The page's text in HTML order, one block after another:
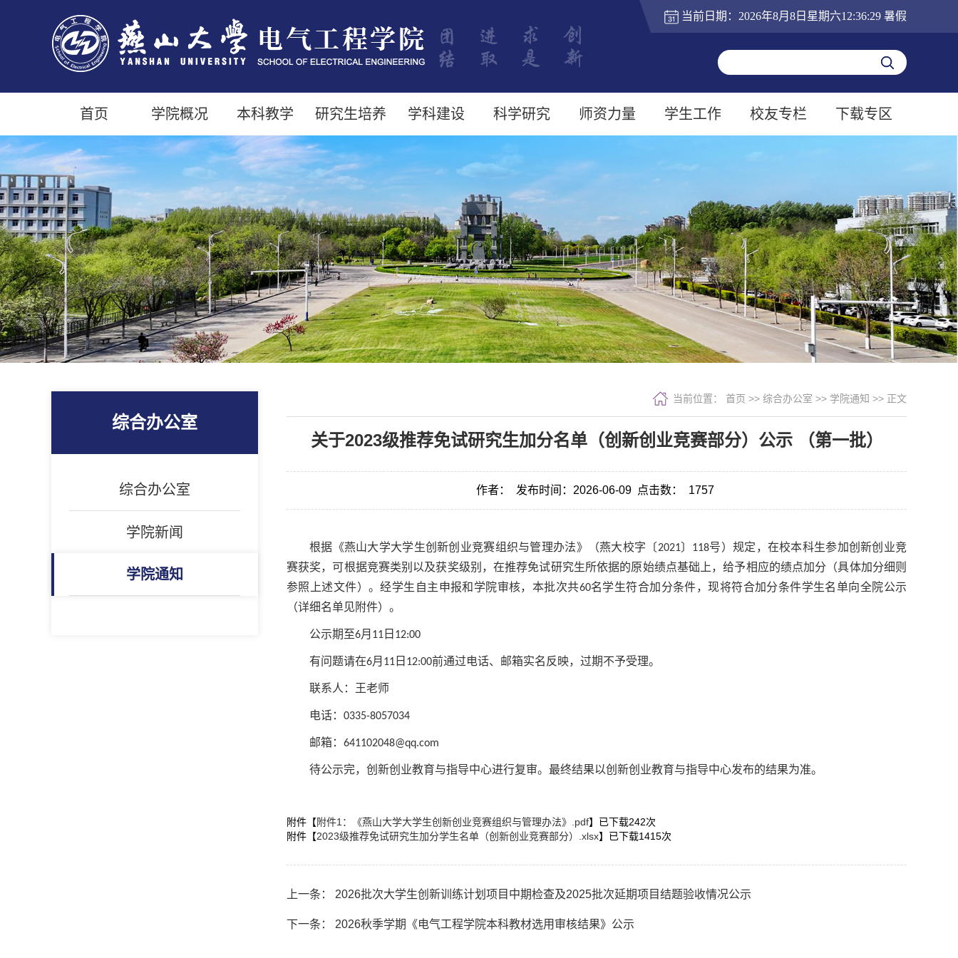
当前日期： 2026年8月8日星期六12:36:30 暑假
首页 学院概况 本科教学 研究生培养 学科建设 科学研究 师资力量 学生工作 校友专栏 下载专区
综合办公室
综合办公室
学院新闻
学院通知
当前位置： 首页 >> 综合办公室 >> 学院通知 >> 正文
关于2023级推荐免试研究生加分名单（创新创业竞赛部分）公示 （第一批）
作者： 发布时间：2026-06-09 点击数： 1757
根据《燕山大学大学生创新创业竞赛组织与管理办法》（燕大校字〔2021〕118号）规定，在校本科生参加创新创业竞
赛获奖，可根据竞赛类别以及获奖级别，在推荐免试研究生所依据的原始绩点基础上，给予相应的绩点加分（具体加分细则
参照上述文件）。经学生自主申报和学院审核，本批次共60名学生符合加分条件，现将符合加分条件学生名单向全院公示
（详细名单见附件）。
公示期至6月11日12:00
有问题请在6月11日12:00前通过电话、邮箱实名反映，过期不予受理。
联系人：王老师
电话：0335-8057034
邮箱：641102048@qq.com
待公示完，创新创业教育与指导中心进行复审。最终结果以创新创业教育与指导中心发布的结果为准。
附件【附件1：《燕山大学大学生创新创业竞赛组织与管理办法》.pdf】已下载242次
附件【2023级推荐免试研究生加分学生名单（创新创业竞赛部分）.xlsx】已下载1415次
上一条： 2026批次大学生创新训练计划项目中期检查及2025批次延期项目结题验收情况公示
下一条： 2026秋季学期《电气工程学院本科教材选用审核结果》公示